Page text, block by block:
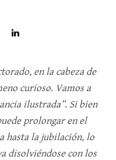
en la cabeza de
curioso. Vamos a
ilustrada”. Si bien
prolongar en el
hasta la jubilación, lo
disolviéndose con los